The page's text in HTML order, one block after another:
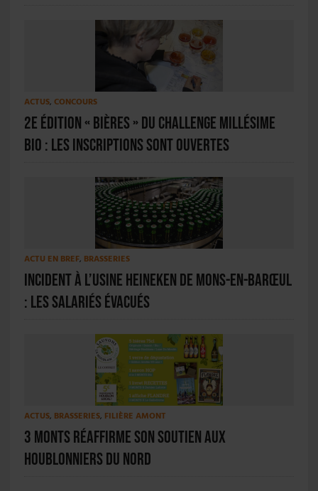
ACTUS, CONCOURS
2e édition « Bières » du Challenge Millésime
Bio : les inscriptions sont ouvertes
ACTU EN BREF, BRASSERIES
Incident à l’usine Heineken de Mons-en-Barœul
: les salariés évacués
ACTUS, BRASSERIES, FILIÈRE AMONT
3 Monts réaffirme son soutien aux
houblonniers du Nord